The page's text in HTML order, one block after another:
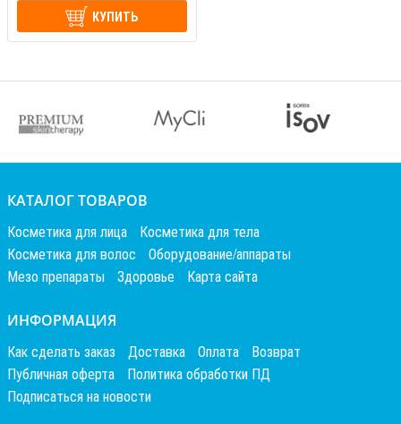
КУПИТЬ
КАТАЛОГ ТОВАРОВ
Косметика для лица
Косметика для тела
Косметика для волос
Оборудование/аппараты
Мезо препараты
Здоровье Карта сайта
ИНФОРМАЦИЯ
Как сделать заказ Доставка Оплата
Возврат
Публичная оферта
Политика обработки ПД
Подписаться на новости